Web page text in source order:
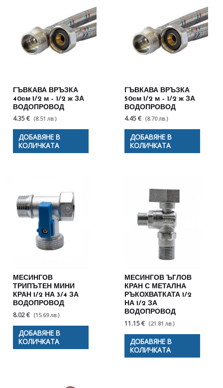
ГЪВКАВА ВРЪЗКА
40см 1/2 м – 1/2 ж ЗА
ВОДОПРОВОД
4.35 € (8.51 лв.)
ДОБАВЯНЕ В
КОЛИЧКАТА
ГЪВКАВА ВРЪЗКА
50см 1/2 м – 1/2 ж ЗА
ВОДОПРОВОД
4.45 € (8.70 лв.)
ДОБАВЯНЕ В
КОЛИЧКАТА
МЕСИНГОВ
ТРИПЪТЕН МИНИ
КРАН 1/2 НА 3/4 ЗА
ВОДОПРОВОД
8.02 € (15.69 лв.)
ДОБАВЯНЕ В
КОЛИЧКАТА
МЕСИНГОВ ЪГЛОВ
КРАН С МЕТАЛНА
РЪКОХВАТКАТА 1/2
НА 1/2 ЗА
ВОДОПРОВОД
11.15 € (21.81 лв.)
ДОБАВЯНЕ В
КОЛИЧКАТА